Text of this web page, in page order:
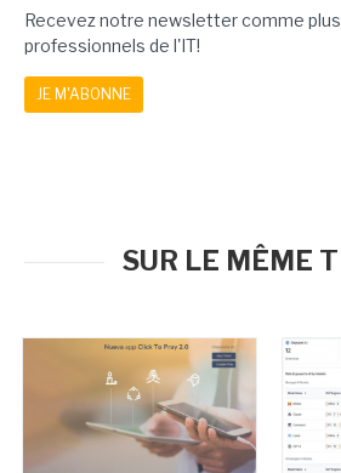
Recevez notre newsletter comme
professionnels de l'IT!
JE M'ABONNE
SUR LE MÊME